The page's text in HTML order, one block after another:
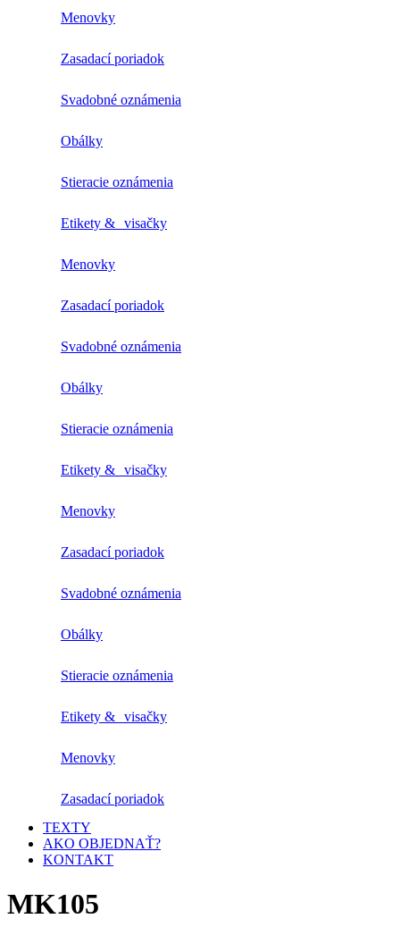
Menovky
Zasadací poriadok
Svadobné oznámenia
Obálky
Stieracie oznámenia
Etikety & visačky
Menovky
Zasadací poriadok
Svadobné oznámenia
Obálky
Stieracie oznámenia
Etikety & visačky
Menovky
Zasadací poriadok
Svadobné oznámenia
Obálky
Stieracie oznámenia
Etikety & visačky
Menovky
Zasadací poriadok
TEXTY
AKO OBJEDNAŤ?
KONTAKT
MK105